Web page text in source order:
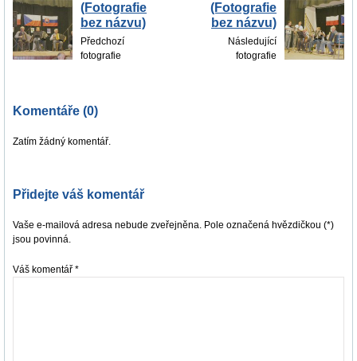
(Fotografie
bez názvu)
Předchozí
fotografie
(Fotografie
bez názvu)
Následující
fotografie
Komentáře (0)
Zatím žádný komentář.
Přidejte váš komentář
Vaše e-mailová adresa nebude zveřejněna. Pole označená hvězdičkou (*)
jsou povinná.
Váš komentář *